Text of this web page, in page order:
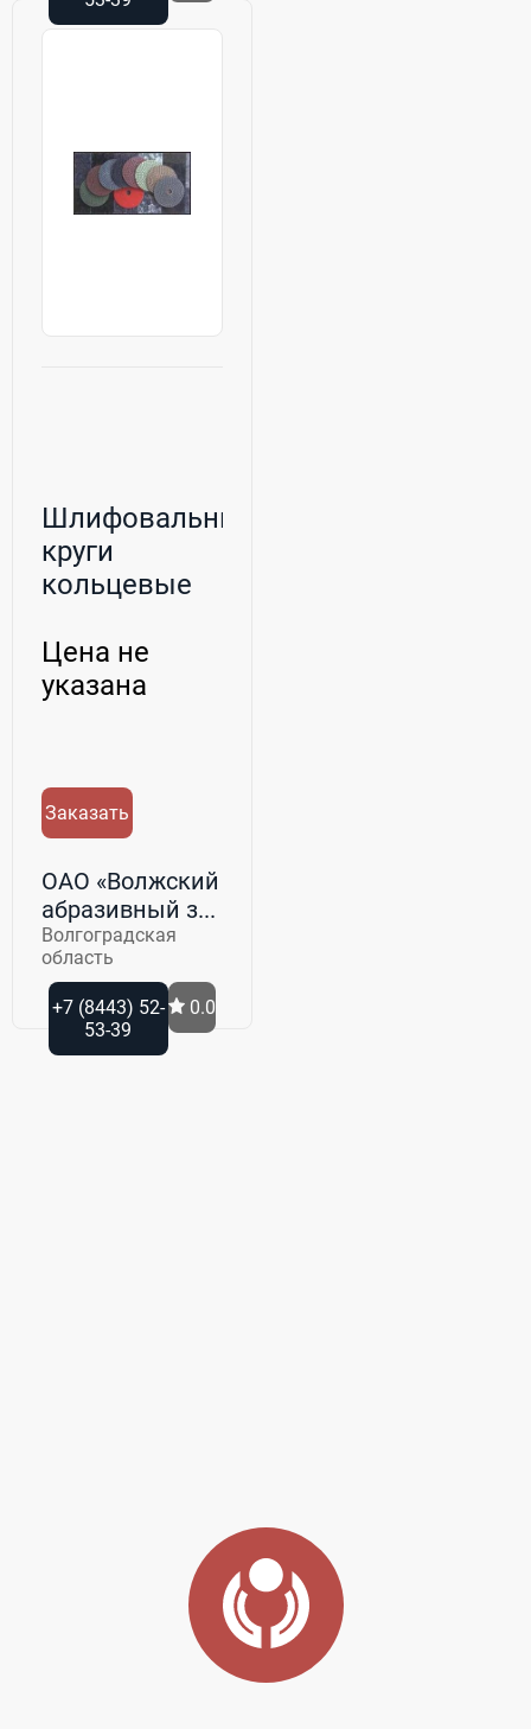
Шлифовальные
круги
кольцевые
Цена не
указана
Заказать
ОАО «Волжский
абразивный з...
Волгоградская
область
+7 (8443) 52-
53-39
0.0